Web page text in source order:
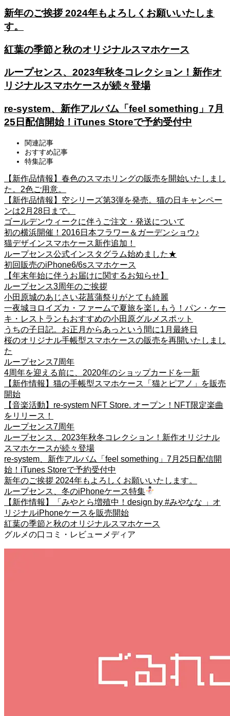
新年のご挨拶 2024年もよろしくお願いいたしま
す。
紅葉の季節と秋のオリジナルスマホケース
ループセンス、2023年秋冬コレクション！新作オ
リジナルスマホケースが続々登場
re-system、新作アルバム「feel something」7月
25日配信開始！iTunes Storeで予約受付中
関連記事
おすすめ記事
特集記事
【新作品情報】春色のスマホリングの販売を開始いたしまし
た。2色ご用意。
【新作品情報】空シリーズ第3弾を発売。猫の日キャンペー
ンは2月28日まで。
ゴールデンウィークに伴うご注文・発送について
初の横浜開催！2016日本フラワー＆ガーデンショウ♪
猫デザインスマホケース新作追加！
ループセンス公式インスタグラム始めました★
初回販売のiPhone6/6sスマホケース
【年末年始に伴うお届けに関するお知らせ】
ループセンス3周年のご挨拶
小田原城のあじさい花菖蒲祭りがとても綺麗
一夜城ヨロイズカ・ファームで夏旅を楽しもう！パン・ケー
キ・レストランもおすすめの小田原グルメスポット
うちの子日記。お正月からあっという間に1月最終日
桜のオリジナル手帳型スマホケースの販売を再開いたしまし
た
ループセンス7周年
4周年を迎える前に、2020年のショップカードを一新
【新作情報】猫の手帳型スマホケース「猫とピアノ」を販売
開始
【音楽活動】re-system NFT Store. オープン！NFT限定楽曲
をリリース！
ループセンス7周年
ループセンス、2023年秋冬コレクション！新作オリジナル
スマホケースが続々登場
re-system、新作アルバム「feel something」7月25日配信開
始！iTunes Storeで予約受付中
新年のご挨拶 2024年もよろしくお願いいたします。
ループセンス、冬のiPhoneケース特集
【新作情報】「みやとら増殖中！design by #みやなな 」オ
リジナルiPhoneケースを販売開始
紅葉の季節と秋のオリジナルスマホケース
グルメの口コミ・レビューメディア